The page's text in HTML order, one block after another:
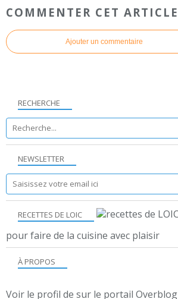
COMMENTER CET ARTICLE
Ajouter un commentaire
NEWSLETTER
RECHERCHE
RECETTES DE LOIC
pour faire de la cuisine avec plaisir
À PROPOS
Voir le profil de sur le portail Overblog